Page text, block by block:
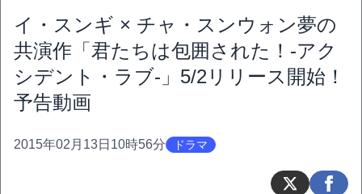
イ・スンギ × チャ・スンウォン夢の
共演作「君たちは包囲された！-アク
シデント・ラブ-」5/2リリース開始！
予告動画
2015年02月13日10時56分 ドラマ